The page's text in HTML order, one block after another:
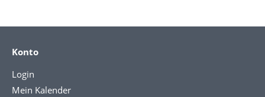
Konto
Login
Mein Kalender